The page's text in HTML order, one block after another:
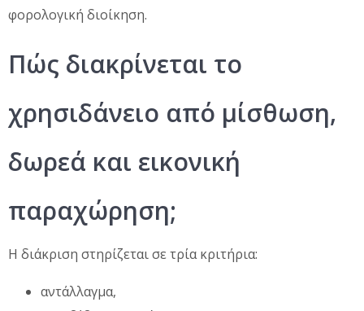
φορολογική διοίκηση.
Πώς διακρίνεται το
χρησιδάνειο από μίσθωση,
δωρεά και εικονική
παραχώρηση;
Η διάκριση στηρίζεται σε τρία κριτήρια:
αντάλλαγμα,